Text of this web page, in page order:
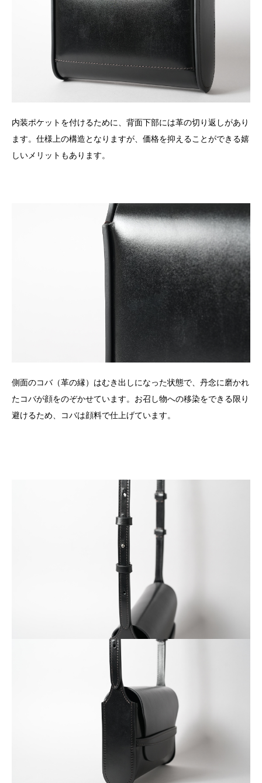
内装ポケットを付けるために、背面下部には革の切り返しがあり
ます。仕様上の構造となりますが、価格を抑えることができる嬉
しいメリットもあります。
側面のコバ（革の縁）はむき出しになった状態で、丹念に磨かれ
たコバが顔をのぞかせています。お召し物への移染をできる限り
避けるため、コバは顔料で仕上げています。